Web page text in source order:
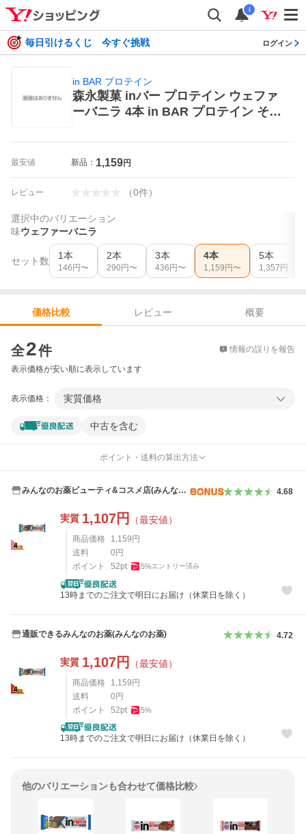
i
毎日引けるくじ 今すぐ挑戦 ログイン
in BAR プロテイン
森永製菓 inバー プロテイン ウェファ
ーバニラ 4本 in BAR プロテイン その
最安値 新品： 1,159円
レビュー （0件）
選択中のバリエーション
味ウェファーバニラ
セット数 1本
146 円〜
2本
290 円〜
3本
436 円〜
4本
1,159 円〜
5本
1,357 円〜
価格比較 レビュー
概要
全2件 情報の誤りを報告
表示価格が安い順に表示しています
表示価格： 実質価格
中古を含む
ポイント・送料の算出方法
みんなのお薬ビューティ&コスメ店(みんなの
4.68
実質 1,107円 （最安値）
商品価格 1,159 円
送料
0 円
ポイント
52pt 5%エントリー済み
13時までのご注文で明日にお届け（休業日を除く）
通販できるみんなのお薬(みんなのお薬) 4.72
実質 1,107円 （最安値）
商品価格 1,159円
送料
0円
ポイント
52pt 5%
13時までのご注文で明日にお届け（休業日を除く）
他のバリエーションも合わせて価格比較